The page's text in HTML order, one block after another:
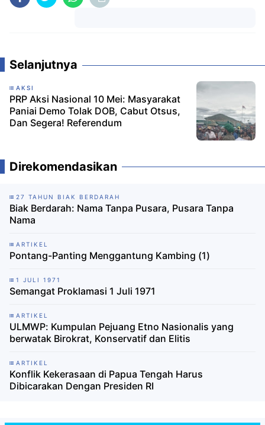
Selanjutnya
AKSI
PRP Aksi Nasional 10 Mei: Masyarakat
Paniai Demo Tolak DOB, Cabut Otsus,
Dan Segera! Referendum
Direkomendasikan
27 TAHUN BIAK BERDARAH
Biak Berdarah: Nama Tanpa Pusara, Pusara Tanpa
Nama
ARTIKEL
Pontang-Panting Menggantung Kambing (1)
1 JULI 1971
Semangat Proklamasi 1 Juli 1971
ARTIKEL
ULMWP: Kumpulan Pejuang Etno Nasionalis yang
berwatak Birokrat, Konservatif dan Elitis
ARTIKEL
Konflik Kekerasaan di Papua Tengah Harus
Dibicarakan Dengan Presiden RI